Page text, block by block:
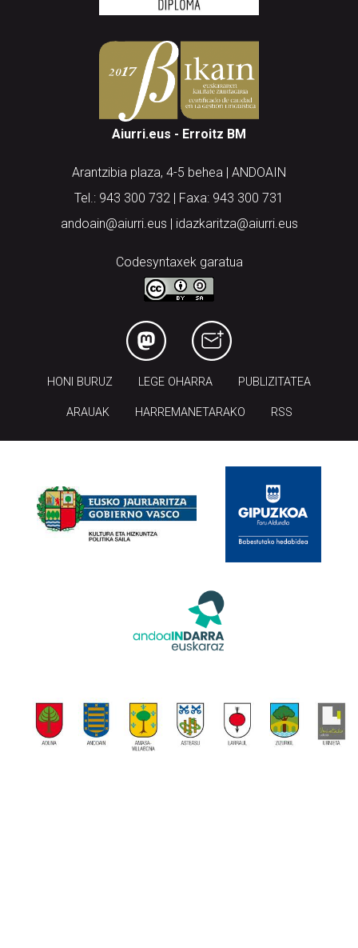
Aiurri.eus - Erroitz BM
Arantzibia plaza, 4-5 behea | ANDOAIN
Tel.: 943 300 732 | Faxa: 943 300 731
andoain@aiurri.eus | idazkaritza@aiurri.eus
Codesyntaxek garatua
HONI BURUZ LEGE OHARRA PUBLIZITATEA
ARAUAK HARREMANETARAKO RSS